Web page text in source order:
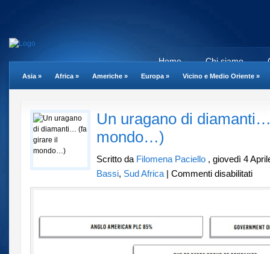
Chi siamo
Home
Asia » Africa » Americhe » Europa » Vicino e Medio Oriente »
Un uragano di
mondo…)
Scritto da Filomena Paciello , giovedì 4
Bassi, Sud Africa Commenti disabilitatisu
(fa
girare
il